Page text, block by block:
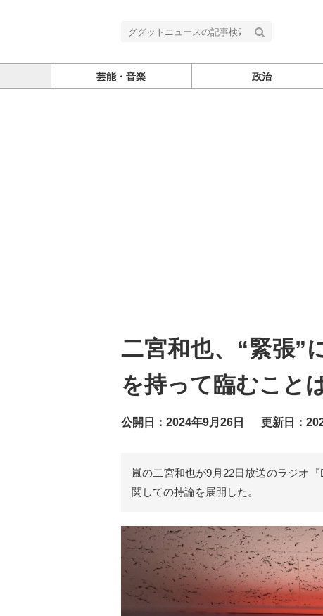
芸能・音楽 政治
二宮和也、“緊張”
を持って臨むこと
公開日：2024年9月26日 更新日：
嵐の二宮和也が9月22日放送のラジオ
関しての持論を展開した。